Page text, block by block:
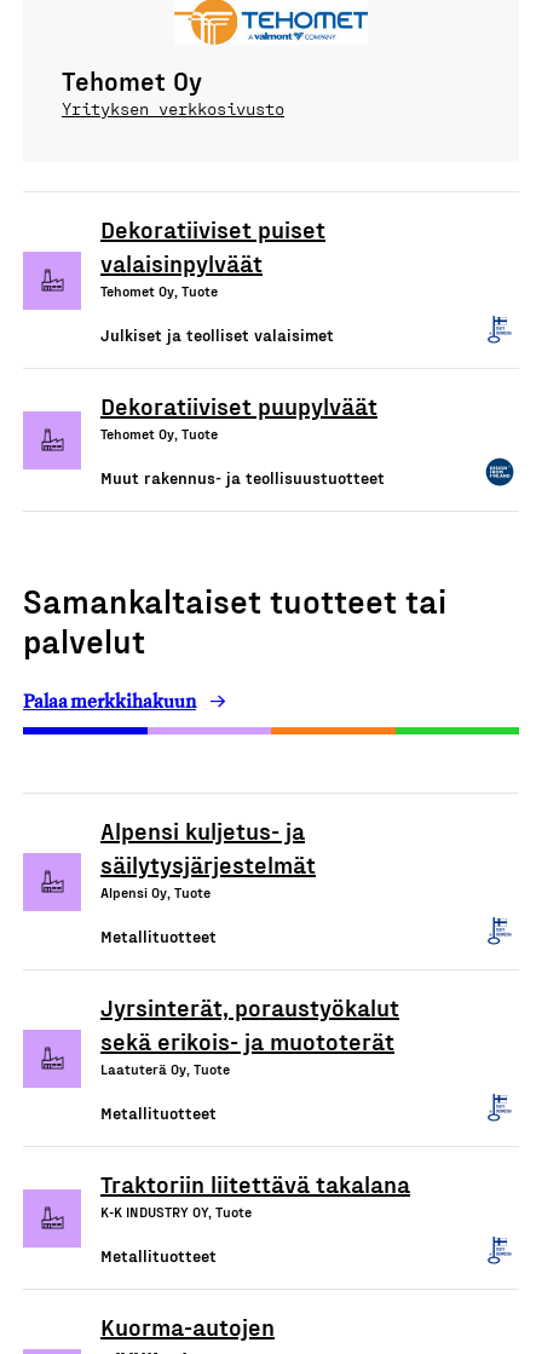
Tehomet Oy
Yrityksen verkkosivusto
Dekoratiiviset puiset
valaisinpylväät
Tehomet Oy, Tuote
Julkiset ja teolliset valaisimet
Dekoratiiviset puupylväät
Tehomet Oy, Tuote
Muut rakennus- ja teollisuustuotteet
Samankaltaiset tuotteet tai
palvelut
Palaa merkkihakuun
Alpensi kuljetus- ja
säilytysjärjestelmät
Alpensi Oy, Tuote
Metallituotteet
Jyrsinterät, poraustyökalut
sekä erikois- ja muototerät
Laatuterä Oy, Tuote
Metallituotteet
Traktoriin liitettävä takalana
K-K INDUSTRY OY, Tuote
Metallituotteet
Kuorma-autojen